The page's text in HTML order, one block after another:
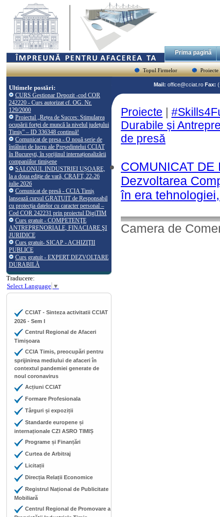
Prima pagină
Topul Firmelor Proiecte
Ultimele postări:
CURS Gestionar Depozit -cod COR
242220 - Curs autorizat cf. OG. Nr.
129/2000
Proiectul „Rețea de Succes: Stimularea
ocupării forței de muncă la nivelul județului
Timiș” – ID 336348 continuă!
Comunicat de presa - O nouă serie de
întâlniri de lucru ale Președintelui CCIAT
în București, în sprijinul internaționalizării
companiilor timișene
SALONUL INDUSTRIEI UȘOARE,
la a doua ediție de vară, CRAFT, 22-26
iulie 2026
Comunicat de presă - CCIA Timiș
lansează cursul GRATUIT de Responsabil
cu protecția datelor cu caracter personal –
Cod COR 242231 prin proiectul DigiTIM
Curs gratuit - COMPETENŢE
ANTREPRENORIALE, FINACIARE ŞI
JURIDICE
Curs gratuit- SICAP - ACHIZIŢII
PUBLICE
Curs gratuit - EXPERT DEZVOLTARE
DURABILĂ
Traducere:
Select Language ▼
CCIAT - Sinteza activitatii CCIAT
2026 - Sem I
Centrul Regional de Afaceri
Timișoara
CCIA Timis, preocupări pentru
sprijinirea mediului de afaceri în
contextul pandemiei generate de
noul coronavirus
Acțiuni CCIAT
Formare Profesionala
Târguri și expoziții
Standarde europene și
internaționale CZI ASRO TIMIȘ
Programe și Finanțări
Curtea de Arbitraj
Licitații
Direcția Relații Economice
Registrul Național de Publicitate
Mobiliară
Centrul Regional de Promovare a
Mail: office@cciat.ro Fax:
Proiecte |
Durabile și
de presă
COMUNICAT
Dezvoltarea
în era
Camera de